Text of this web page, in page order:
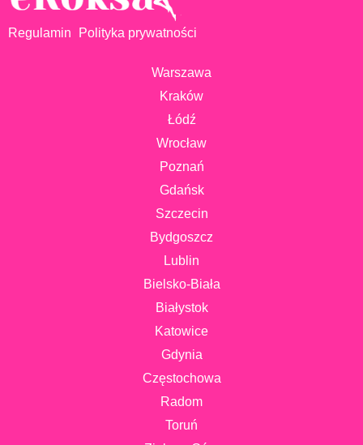
Regulamin Polityka prywatności
Warszawa
Kraków
Łódź
Wrocław
Poznań
Gdańsk
Szczecin
Bydgoszcz
Lublin
Bielsko-Biała
Białystok
Katowice
Gdynia
Częstochowa
Radom
Toruń